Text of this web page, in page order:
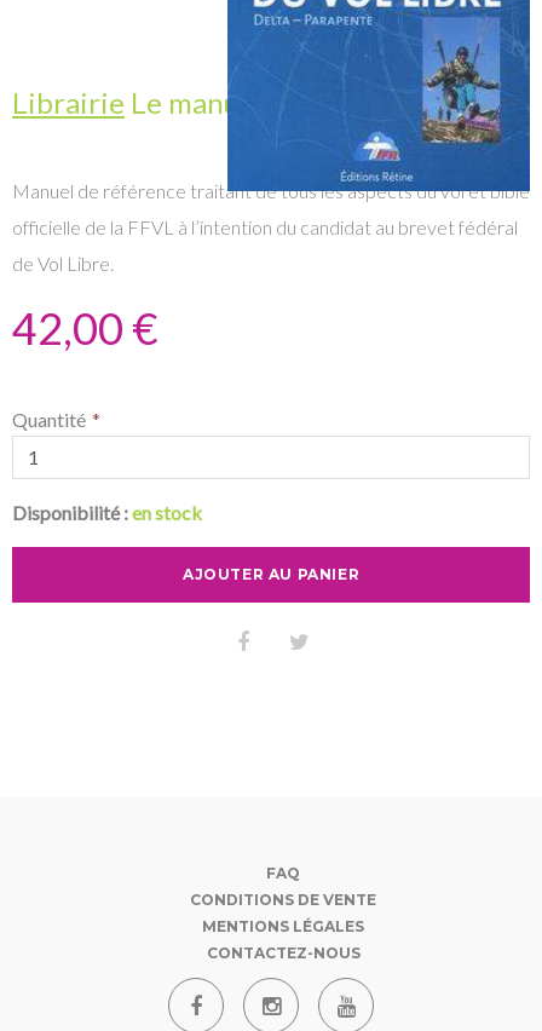
Librairie Le manuel du vol libre
Manuel de référence traitant de tous les aspects du vol et bible
officielle de la FFVL à l’intention du candidat au brevet fédéral
de Vol Libre.
42,00 €
Quantité
Disponibilité :en stock
AJOUTER AU PANIER
FAQ
CONDITIONS DE VENTE
MENTIONS LÉGALES
CONTACTEZ-NOUS